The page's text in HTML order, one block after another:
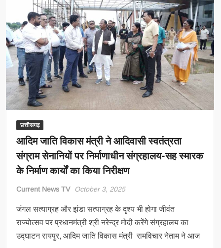
छत्तीसगढ़
आदिम जाति विकास मंत्री ने आदिवासी स्वतंत्रता
संग्राम सेनानियों पर निर्माणाधीन संग्रहालय-सह स्मारक
के निर्माण कार्यों का किया निरीक्षण
Current News TV October 3, 2025
जंगल सत्याग्रह और झंडा सत्याग्रह के दृश्य भी होगा जीवंत
राज्योत्सव पर प्रधानमंत्री श्री नरेन्द्र मोदी करेंगे संग्रहालय का
उद्घाटन रायपुर, आदिम जाति विकास मंत्री रामविचार नेताम ने आज